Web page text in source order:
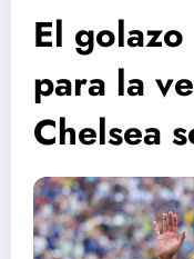
El
para la
Chelsea